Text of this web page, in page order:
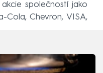
společností jako
Cola, Chevron, VISA,